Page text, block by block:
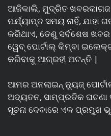
ଆଜିକାଲି, ମୁଦ୍ରିତ
ପର୍ଯ୍ୟାପ୍ତ ସମୟ ନାହିଁ, ଯାହା
କରିଥାଏ, ତେଣୁ ସର୍ବଶେଷ ଖବର
ୱେବ୍ ପୋର୍ଟାଲ୍ କିମ୍ବା
କରିବାକୁ ଆଗ୍ରହୀ ଅଟନ୍ତି |
ଆମର ଅନଲାଇନ୍ ନ୍ୟୁଜ୍
ଅଦ୍ୟତନ, ସାମ୍ପ୍ରତିକ ଘଟଣା
ସୂଚନା ଦେବାରେ ଏକ ପ୍ରମୁଖ